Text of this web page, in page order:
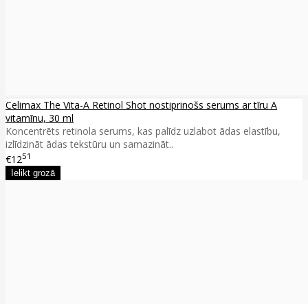
Celimax The Vita-A Retinol Shot nostiprinošs serums ar tīru A
vitamīnu, 30 ml
Koncentrēts retinola serums, kas palīdz uzlabot ādas elastību,
izlīdzināt ādas tekstūru un samazināt..
€1251